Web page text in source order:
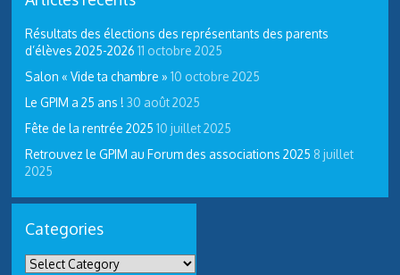
Résultats des élections des représentants des parents
d’élèves 2025-2026 11 octobre 2025
Salon « Vide ta chambre » 10 octobre 2025
Le GPIM a 25 ans ! 30 août 2025
Fête de la rentrée 2025 10 juillet 2025
Retrouvez le GPIM au Forum des associations 2025 8 juillet
2025
Categories